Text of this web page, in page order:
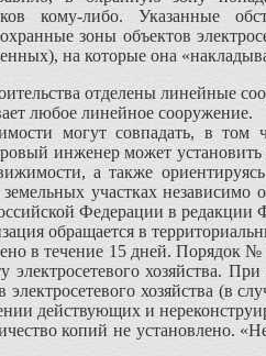
кому-либо. Указан­ные
зоны объектов
на которые она
отделены линейные
любое линейное сооружение.
могут совпадать, в том
инженер может
а также
участках независимо
Федерации в
обращается в
в течение 15 дней. Порядок
хозяйства.
хозяйства (в
дей­ствующих и
копий не установлено.